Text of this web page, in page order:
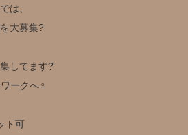
は、
大募集?
してます?
ークへ‍♀️
ト可